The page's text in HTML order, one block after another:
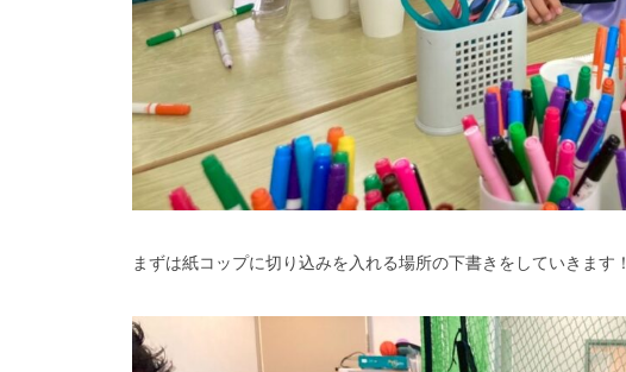
まずは紙コップに切り込みを入れる場所の下書きをしていきます！